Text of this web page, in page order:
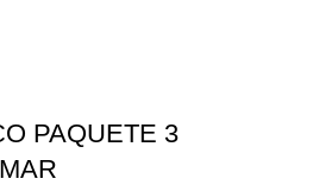
PAQUETE 3